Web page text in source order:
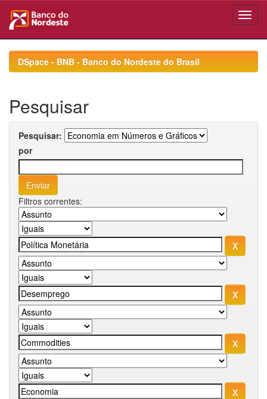
navigationDSpace - BNB - Banco do Nordeste do Brasil
Pesquisar
Pesquisar:
por
Filtros correntes: